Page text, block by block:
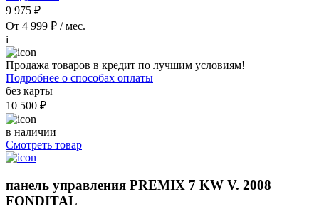
9 975 ₽
От 4 999 ₽ / мес.
i
Продажа товаров в кредит по лучшим условиям!
Подробнее о способах оплаты
без карты
10 500 ₽
в наличии
Смотреть товар
панель управления PREMIX 7 KW V. 2008
FONDITAL